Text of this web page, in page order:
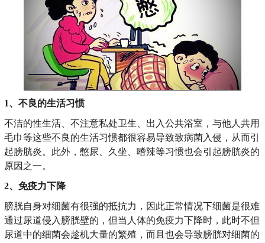
1、不良的生活习惯
不洁的性生活、不注意私处卫生、出入公共浴室，与他人共用
毛巾等这些不良的生活习惯都很容易导致致病菌入侵，从而引
起膀胱炎。此外，憋尿、久坐、嗜辣等习惯也会引起膀胱炎的
原因之一。
2、免疫力下降
膀胱自身对细菌有很强的抵抗力，因此正常情况下细菌是很难
通过尿道侵入膀胱壁的，但当人体的免疫力下降时，此时不但
尿道中的细菌会趁机大量的繁殖，而且也会导致膀胱对细菌的